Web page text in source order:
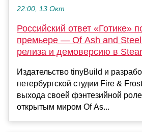
22:00, 13 Окт
Российский ответ «Готике»
премьере — Of Ash and
релиза и демоверсию в
Издательство tinyBuild и
петербургской студии Fire &
выхода своей фэнтезийной
открытым миром Of As...